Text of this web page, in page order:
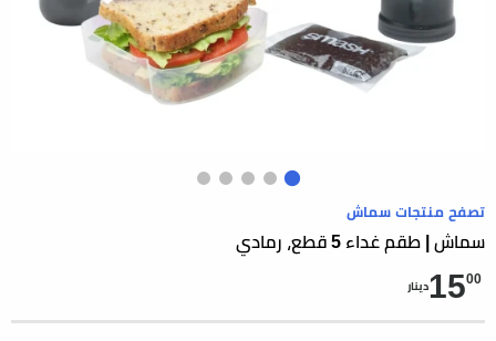
تصفح منتجات سماش
سماش | طقم غداء 5 قطع، رمادي
1500 دينار